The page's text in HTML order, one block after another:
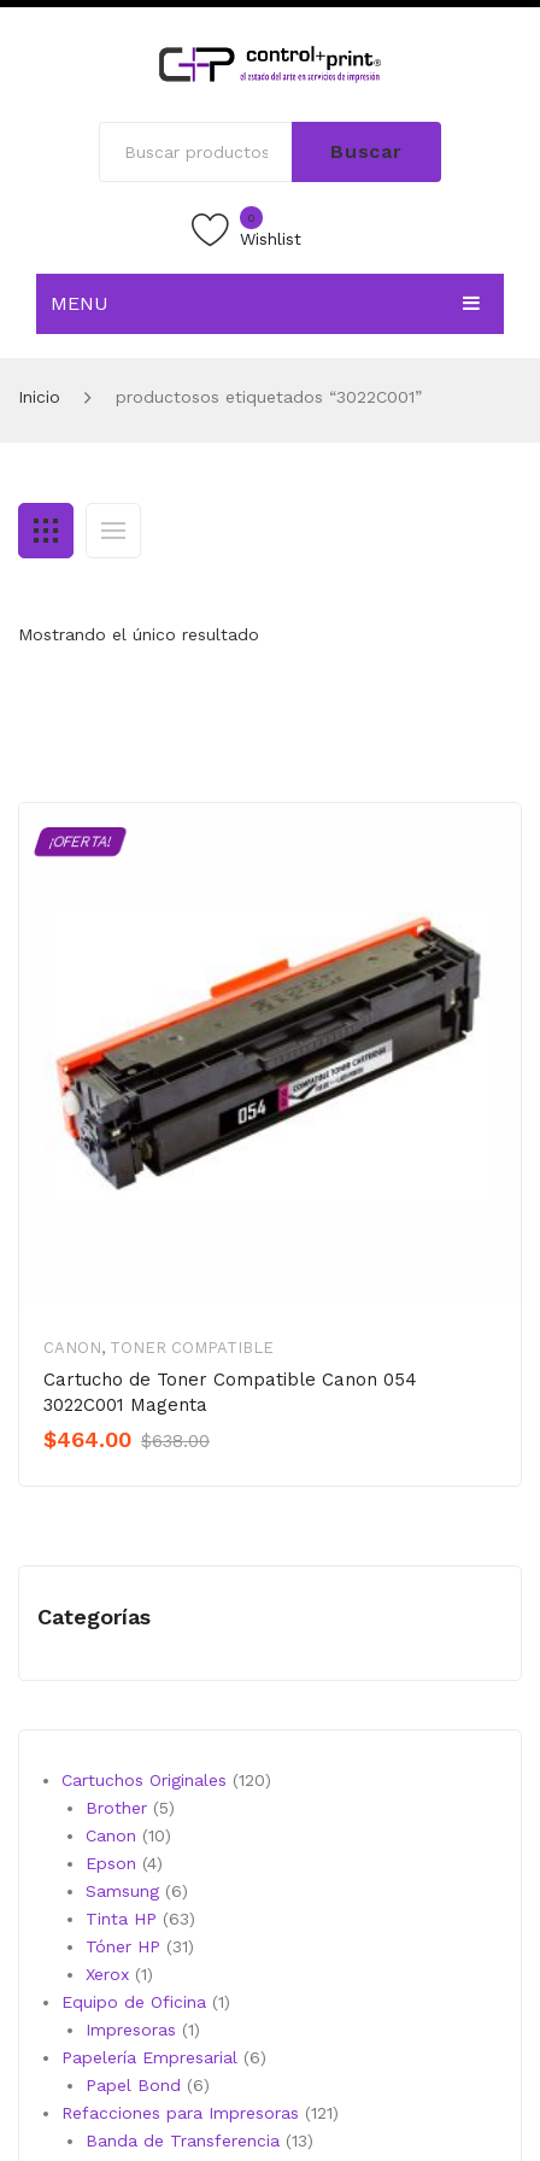
Buscar
0
Wishlist
MENU
TIENDA
CONTACTO
MI CUENTA
Inicio productosos etiquetados “3022C001”
Mostrando el único resultado
¡OFERTA!
CANON, TONER COMPATIBLE
Cartucho de Toner Compatible Canon 054
3022C001 Magenta
$638.00Original
$464.00
Current
Categorías
Cartuchos Originales 120120
Brother 55
productos
Canon 1010
Epson 44
productos
Samsung 66
productos
Tinta HP 6363
productos
Tóner HP 3131
Xerox 11
producto
Equipo de Oficina 11
Impresoras 11
producto
Papelería Empresarial 66
Papel Bond 66
productos
Refacciones para Impresoras 121121
Banda de Transferencia 1313